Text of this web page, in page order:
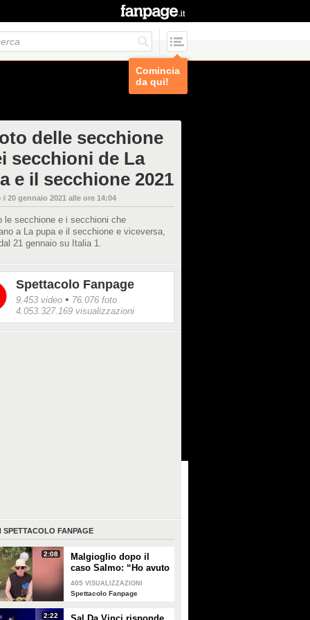
Comincia
da qui!
delle secchione
secchioni de La
e il secchione 2021
il 20 gennaio 2021 alle ore 14:04
le secchione e i secchioni che
a La pupa e il secchione e viceversa,
21 gennaio su Italia 1.
Spettacolo Fanpage
9.453 video • 76.076 foto
4.053.327.169 visualizzazioni
SPETTACOLO FANPAGE
2:08
Malgioglio dopo il
caso Salmo: “Ho avuto
un melanoma. Mettete
la crema, non sentite i
405 VISUALIZZAZIONI
Spettacolo Fanpage
2:22